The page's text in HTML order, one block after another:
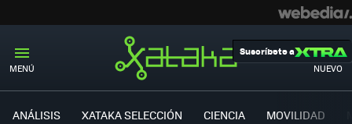
MENÚ NUEVO
Suscríbete a
ANÁLISIS XATAKA SELECCIÓN CIENCIA MOVILIDAD